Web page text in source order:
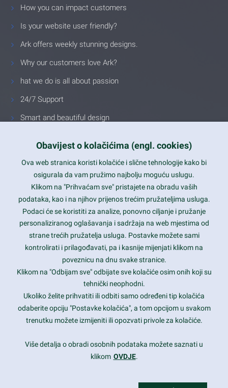
How you can impact customers
Is your website user friendly?
Ark offers weekly stunning designs.
Why our customers love Ark?
hat we do is all about passion
24/7 Support
Smart and beautiful design
Latest trends and much more...
Contact Info
1600 Amphitheatre Parkway, Mountain View, CA 94043
prothemes.net@gmail.com
Daily: 9:00 am - 6:00 pm
Sunday: Closed
Copyright 2017FRESHFACE© All Rights Reserved
Obavijest o kolačićima (engl. cookies)
Ova web stranica koristi kolačiće i slične tehnologije kako bi
osigurala da vam pružimo najbolju moguću uslugu.
Klikom na "Prihvaćam sve" pristajete na obradu vaših
podataka, kao i na njihov prijenos trećim pružateljima usluga.
Podaci će se koristiti za analize, ponovno ciljanje i pružanje
personaliziranog oglašavanja i sadržaja na web mjestima od
strane trećih pružatelja usluga. Postavke možete sami
kontrolirati i prilagođavati, pa i kasnije mijenjati klikom na
poveznicu na dnu svake stranice.
Klikom na "Odbijam sve" odbijate sve kolačiće osim onih koji su
tehnički neophodni.
Ukoliko želite prihvatiti ili odbiti samo određeni tip kolačića
odaberite opciju "Postavke kolačića", a tom opcijom u svakom
trenutku možete izmijeniti ili opozvati privole za kolačiće.
Više detalja o obradi osobnih podataka možete saznati u
klikom OVDJE.